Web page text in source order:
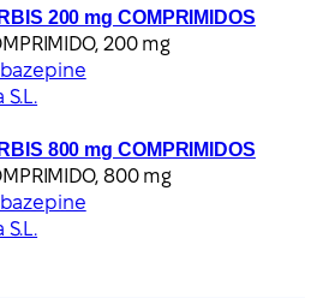
200 mg COMPRIMIDOS
200 mg
S.L.
800 mg COMPRIMIDOS
800 mg
S.L.